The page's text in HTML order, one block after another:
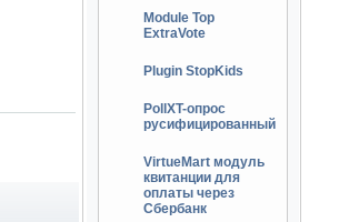
Module Top
ExtraVote
Plugin StopKids
PollXT-опрос
русифицированный
VirtueMart модуль
квитанции для
оплаты через
Сбербанк